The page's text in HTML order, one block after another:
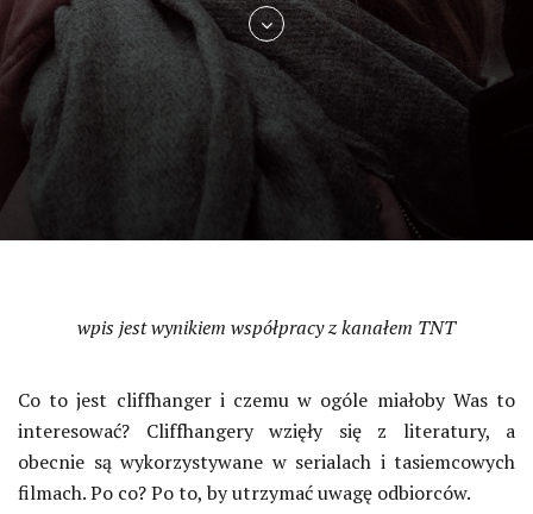
to
entry
content
wpis jest wynikiem współpracy z kanałem TNT
Co to jest cliffhanger i czemu w ogóle miałoby Was to
interesować? Cliffhangery wzięły się z literatury, a
obecnie są wykorzystywane w serialach i tasiemcowych
filmach. Po co? Po to, by utrzymać uwagę odbiorców.